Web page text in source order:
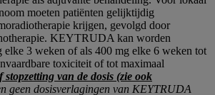
moeten patiënten gelijktijdig
krijgen, gevolgd door
KEYTRUDA kan worden
elke 3 weken of als 400 mg elke 6 weken tot
toxiciteit of tot maximaal
stopzetting van de dosis (zie ook
geen dosisverlagingen van KEYTRUDA